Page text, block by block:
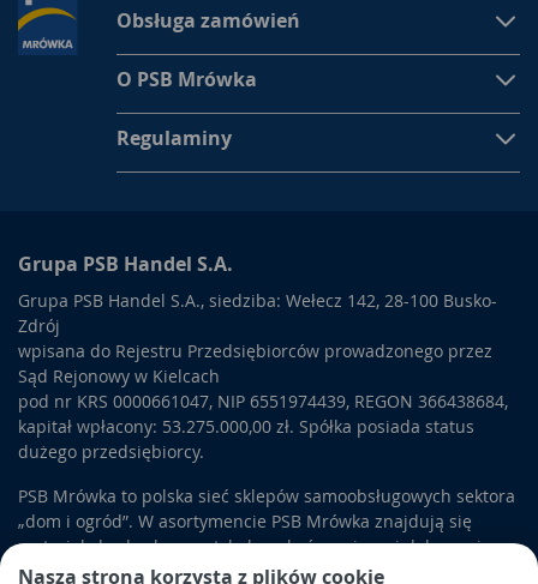
Nasza strona korzysta z plików cookie
Obsługa zamówień
O PSB Mrówka
Regulaminy
Grupa PSB Handel S.A.
Grupa PSB Handel S.A., siedziba: Wełecz 142, 28-100 Busko-
Zdrój
wpisana do Rejestru Przedsiębiorców prowadzonego przez
Sąd Rejonowy w Kielcach
pod nr KRS 0000661047, NIP 6551974439, REGON 366438684,
kapitał wpłacony: 53.275.000,00 zł. Spółka posiada status
dużego przedsiębiorcy.
PSB Mrówka to polska sieć sklepów samoobsługowych sektora
„dom i ogród”. W asortymencie PSB Mrówka znajdują się
materiały budowlane, artykuły wykończeniowe i dekoracyjne,
wyposażenie łazienek i kuchni, elektronarzędzia, a także